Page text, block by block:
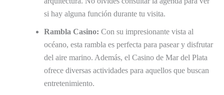
si hay alguna función durante tu visita.
Rambla Casino: Con su impresionante vista al
océano, esta rambla es perfecta para pasear y disfrutar
del aire marino. Además, el Casino de Mar del Plata
ofrece diversas actividades para aquellos que buscan
entretenimiento.